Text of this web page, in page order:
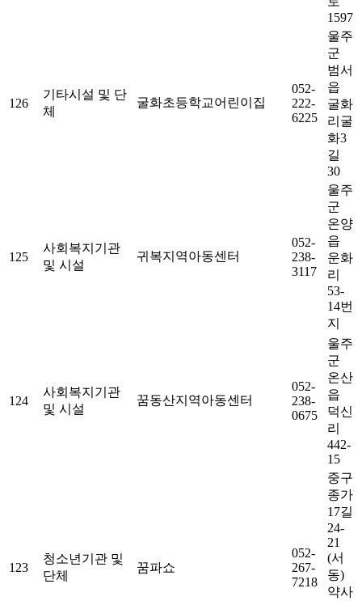
1597
126
기타시설 및 단
체
굴화초등학교어린이집
052-
222-
6225
울주
군
범서
읍
굴화
리굴
화3
길
30
125
사회복지기관
및 시설
귀복지역아동센터
052-
238-
3117
울주
군
온양
읍
운화
리
53-
14번
지
124
사회복지기관
및 시설
꿈동산지역아동센터
052-
238-
0675
울주
군
온산
읍
덕신
리
442-
15
123
청소년기관 및
단체
꿈파쇼
052-
267-
7218
중구
종가
17길
24-
21
(서
동)
약사